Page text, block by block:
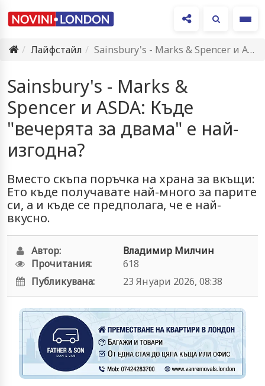
Лайфстайл
Sainsbury's - Marks & Spencer и ASDA: Къде "вечерята за…
Sainsbury's - Marks &
Spencer и ASDA: Къде
"вечерята за двама" е най-
изгодна?
Вместо скъпа поръчка на храна за вкъщи:
Ето къде получавате най-много за парите
си, а и къде се предполага, че е най-
вкусно.
Автор:
Владимир Милчин
Прочитания:
618
Публикувана:
23 Януари 2026, 08:38